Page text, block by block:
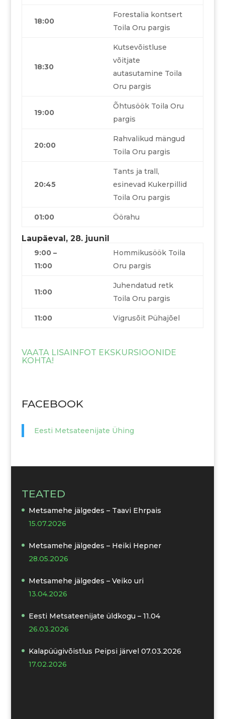
18:00
Forestalia kontsert
Toila Oru pargis
18:30
Kutsevõistluse
võitjate
autasutamine Toila
Oru pargis
19:00
Õhtusöök Toila Oru
pargis
20:00
Rahvalikud mängud
Toila Oru pargis
20:45
Tants ja trall,
esinevad Kukerpillid
Toila Oru pargis
01:00 Öörahu
Laupäeval, 28. juunil
9:00 –
11:00
Hommikusöök Toila
Oru pargis
11:00
Juhendatud retk
Toila Oru pargis
11:00 Vigrusõit Pühajõel
VAATA LISAINFOT EKSKURSIOONIDE
KOHTA!
FACEBOOK
Eesti Metsateenijate Ühing
TEATED
Metsamehe jälgedes – Taavi Ehrpais
15.07.2026
Metsamehe jälgedes – Heiki Hepner
28.05.2026
Metsamehe jälgedes – Veiko uri
13.04.2026
Eesti Metsateenijate üldkogu – 11.04
26.03.2026
Kalapüügivõistlus Peipsi järvel 07.03.2026
17.02.2026